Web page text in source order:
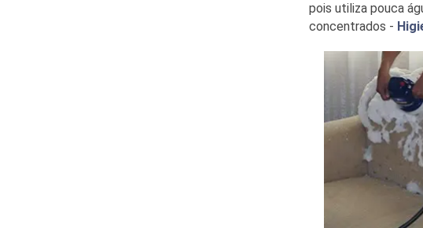
pois utiliza pouca
concentrados -